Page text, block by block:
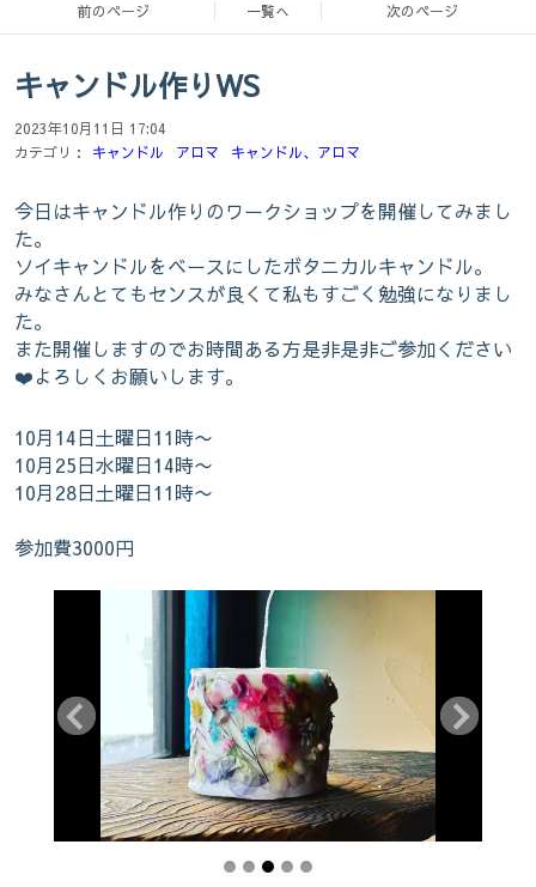
オウチヨガスタジオココロ熊本
ヨガと瞑想
お外に暮らす猫たちを保護し、里親さん
に出す活動もしています
保護猫たちとの日々の暮らしも載せてい
前のページ 一覧へ 次のページ
キャンドル作りWS
2023年10月11日 17:04
カテゴリ：
キャンドル アロマ キャンドル、アロマ
今日はキャンドル作りのワークショップを開催してみまし
た。
ソイキャンドルをベースにしたボタニカルキャンドル。
みなさんとてもセンスが良くて私もすごく勉強になりまし
た。
また開催しますのでお時間ある方是非是非ご参加ください
❤️よろしくお願いします。
10月14日土曜日11時〜
10月25日水曜日14時〜
10月28日土曜日11時〜
参加費3000円